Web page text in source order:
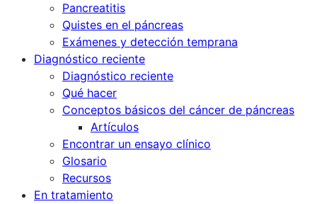
Pancreatitis
Quistes en el páncreas
Exámenes y detección temprana
Diagnóstico reciente
Diagnóstico reciente
Qué hacer
Conceptos básicos del cáncer de páncreas
Artículos
Encontrar un ensayo clínico
Glosario
Recursos
En tratamiento